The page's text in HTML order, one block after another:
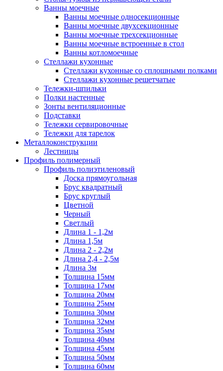
Ванны моечные
Ванны моечные односекционные
Ванны моечные двухсекционные
Ванны моечные трехсекционные
Ванны моечные встроенные в стол
Ванны котломоечные
Стеллажи кухонные
Стеллажи кухонные со сплошными полками
Стеллажи кухонные решетчатые
Тележки-шпильки
Полки настенные
Зонты вентиляционные
Подставки
Тележки сервировочные
Тележки для тарелок
Металлоконструкции
Лестницы
Профиль полимерный
Профиль полиэтиленовый
Доска прямоугольная
Брус квадратный
Брус круглый
Цветной
Черный
Светлый
Длина 1 - 1,2м
Длина 1,5м
Длина 2 - 2,2м
Длина 2,4 - 2,5м
Длина 3м
Толщина 15мм
Толщина 17мм
Толщина 20мм
Толщина 25мм
Толщина 30мм
Толщина 32мм
Толщина 35мм
Толщина 40мм
Толщина 45мм
Толщина 50мм
Толщина 60мм